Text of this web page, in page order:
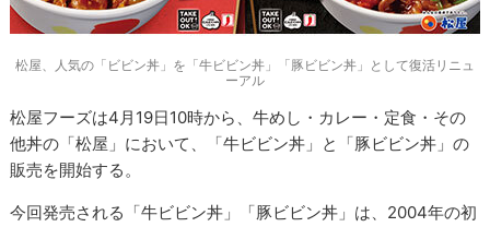
松屋、人気の「ビビン丼」を「牛ビビン丼」「豚ビビン丼」として復活リニュ
ーアル
松屋フーズは4月19日10時から、牛めし・カレー・定食・その
他丼の「松屋」において、「牛ビビン丼」と「豚ビビン丼」の
販売を開始する。
今回発売される「牛ビビン丼」「豚ビビン丼」は、2004年の初